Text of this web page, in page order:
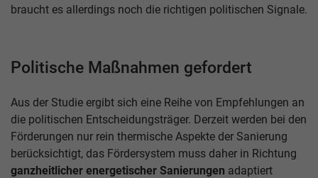
braucht es allerdings noch die richtigen politischen Signale.
Politische Maßnahmen gefordert
Aus der Studie ergibt sich eine Reihe von Empfehlungen an
die politischen Entscheidungsträger. Derzeit werden bei den
Förderungen nur rein thermische Aspekte der Sanierung
berücksichtigt, das Fördersystem muss daher in Richtung
ganzheitlicher energetischer Sanierungen adaptiert